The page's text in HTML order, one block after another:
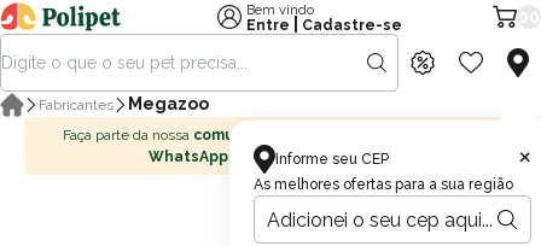
Informe seu CEP
As melhores ofertas para a sua região
×
Bem vindo
Entre
Cadastre-se
Fabricantes Megazoo
Faça parte da nossa comunidade no
WhatsApp